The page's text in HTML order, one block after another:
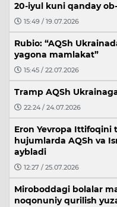
20-iyul kuni qanday
15:49 / 19.07.2026
Rubio: “AQSh
yagona mamlakat”
15:45 / 22.07.2026
Tramp AQSh
22:24 / 24.07.2026
Eron Yevropa Ittifoqini
hujumlarda AQSh va
aybladi
12:27 / 25.07.2026
Miroboddagi bolalar
noqonuniy qurilish